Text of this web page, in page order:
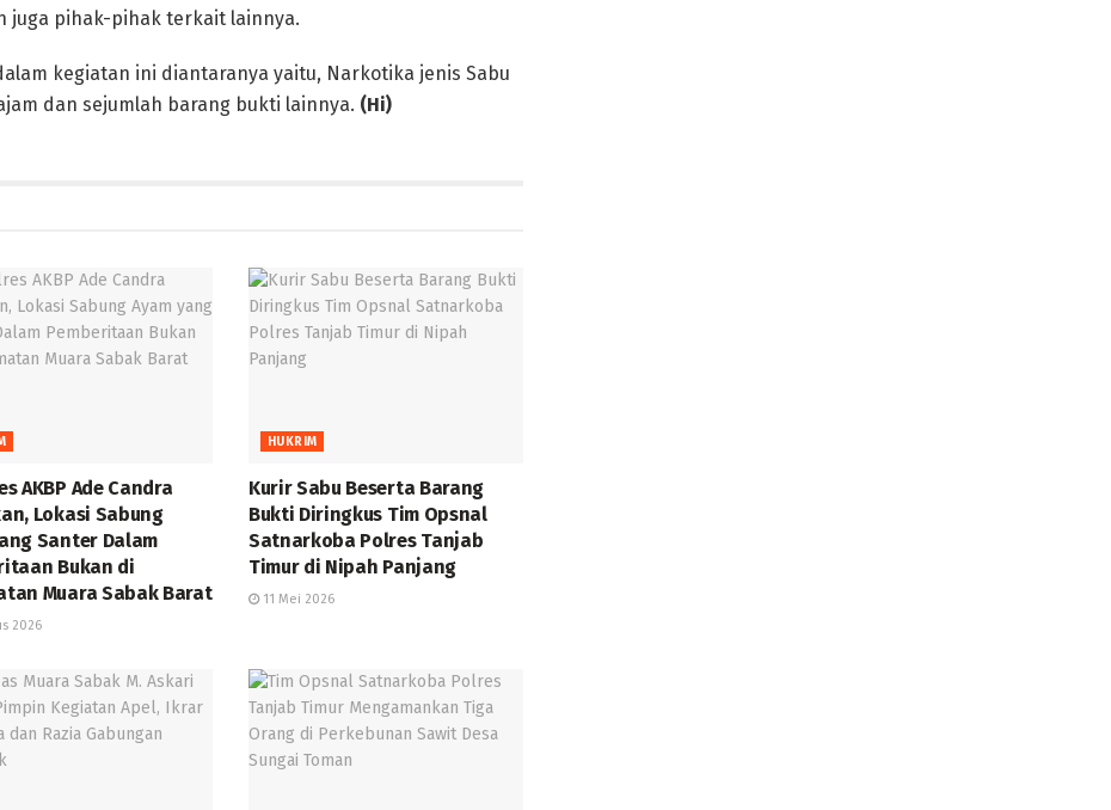
juga pihak-pihak terkait lainnya.
kegiatan ini diantaranya yaitu, Narkotika jenis Sabu
dan sejumlah barang bukti lainnya. (Hi)
AKBP Ade Candra
Lokasi Sabung
Santer Dalam
Bukan di
Muara Sabak Barat
2026
HUKRIM
Kurir Sabu Beserta Barang
Bukti Diringkus Tim Opsnal
Satnarkoba Polres Tanjab
Timur di Nipah Panjang
11 Mei 2026